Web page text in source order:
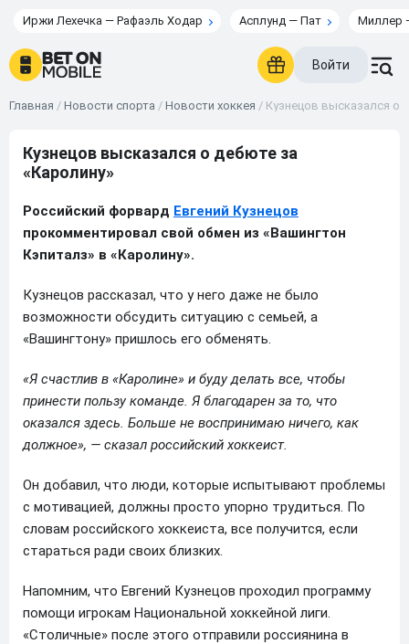
Иржи Лехечка — Рафаэль Ходар Асплунд — Пат Миллер
Войти
Главная / Новости спорта / Новости хоккея / Кузнецов высказался о
Кузнецов высказался о дебюте за
«Каролину»
Российский форвард Евгений Кузнецов
прокомментировал свой обмен из «Вашингтон
Кэпиталз» в «Каролину».
Кузнецов рассказал, что у него даже не было
возможности обсудить ситуацию с семьей, а
«Вашингтону» пришлось его обменять.
«Я счастлив в «Каролине» и буду делать все, чтобы
принести пользу команде. Я благодарен за то, что
оказался здесь. Больше не воспринимаю ничего, как
должное», — сказал российский хоккеист.
Он добавил, что люди, которые испытывают проблемы
с мотивацией, должны просто упорно трудиться. По
словам российского хоккеиста, все получится, если
стараться ради своих близких.
Напомним, что Евгений Кузнецов проходил программу
помощи игрокам Национальной хоккейной лиги.
«Столичные» после этого отправили россиянина в